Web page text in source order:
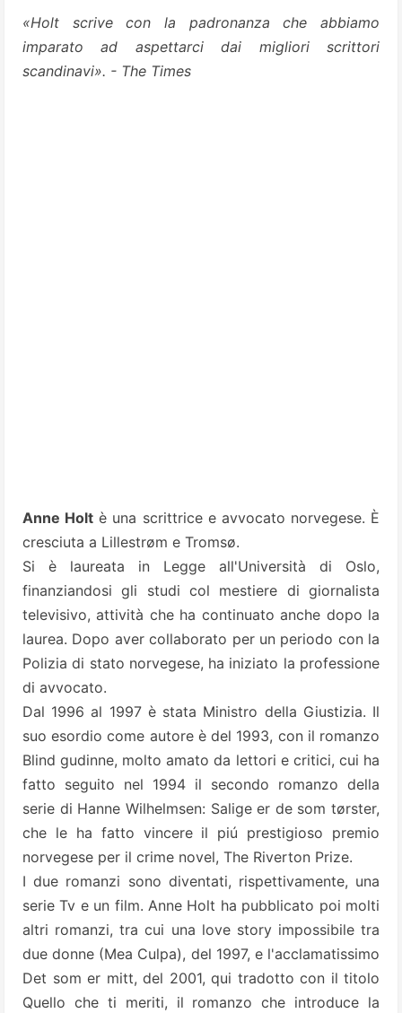
«Holt scrive con la padronanza che abbiamo
imparato ad aspettarci dai migliori scrittori
scandinavi». - The Times
Anne Holt è una scrittrice e avvocato norvegese. È
cresciuta a Lillestrøm e Tromsø.
Si è laureata in Legge all'Università di Oslo,
finanziandosi gli studi col mestiere di giornalista
televisivo, attività che ha continuato anche dopo la
laurea. Dopo aver collaborato per un periodo con la
Polizia di stato norvegese, ha iniziato la professione
di avvocato.
Dal 1996 al 1997 è stata Ministro della Giustizia. Il
suo esordio come autore è del 1993, con il romanzo
Blind gudinne, molto amato da lettori e critici, cui ha
fatto seguito nel 1994 il secondo romanzo della
serie di Hanne Wilhelmsen: Salige er de som tørster,
che le ha fatto vincere il piú prestigioso premio
norvegese per il crime novel, The Riverton Prize.
I due romanzi sono diventati, rispettivamente, una
serie Tv e un film. Anne Holt ha pubblicato poi molti
altri romanzi, tra cui una love story impossibile tra
due donne (Mea Culpa), del 1997, e l'acclamatissimo
Det som er mitt, del 2001, qui tradotto con il titolo
Quello che ti meriti, il romanzo che introduce la